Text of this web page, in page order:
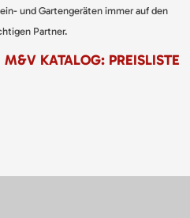
und Gartengeräten immer auf den
Partner.
M&V KATALOG: PREISLISTE